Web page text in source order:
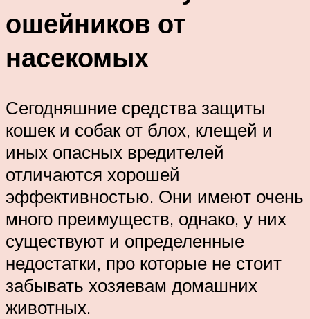
ошейников от
насекомых
Сегодняшние средства защиты
кошек и собак от блох, клещей и
иных опасных вредителей
отличаются хорошей
эффективностью. Они имеют очень
много преимуществ, однако, у них
существуют и определенные
недостатки, про которые не стоит
забывать хозяевам домашних
животных.